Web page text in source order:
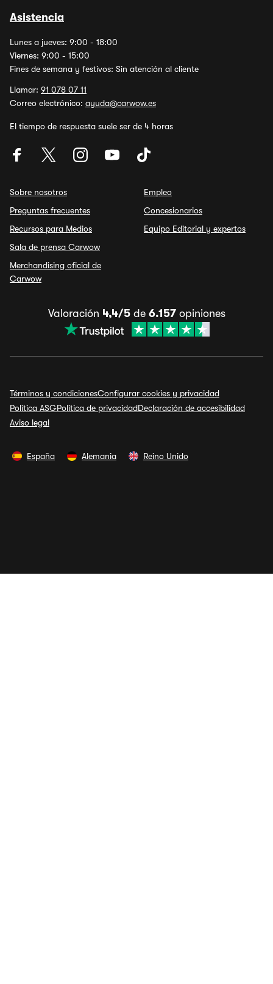
Asistencia
Lunes a jueves: 9:00 - 18:00
Viernes: 9:00 - 15:00
Fines de semana y festivos: Sin atención al cliente
Llamar: 91 078 07 11
Correo electrónico: ayuda@carwow.es
El tiempo de respuesta suele ser de 4 horas
Sobre nosotros
Preguntas frecuentes
Recursos para Medios
Sala de prensa Carwow
Merchandising oficial de
Carwow
Empleo
Concesionarios
Equipo Editorial y expertos
Valoración 4,4/5de 6.157opiniones
Términos y condicionesConfigurar cookies y privacidad
Política ASGPolítica de privacidadDeclaración de accesibilidad
Aviso legal
España Alemania Reino Unido